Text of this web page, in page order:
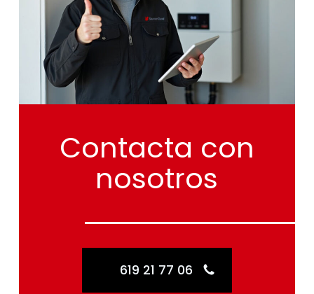
Contacta con
nosotros
619 21 77 06